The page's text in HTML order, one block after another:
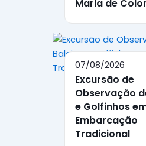
Maria de
07/08/2026
Excursão de
Observação
e Golfinhos
Embarcação
Tradicional